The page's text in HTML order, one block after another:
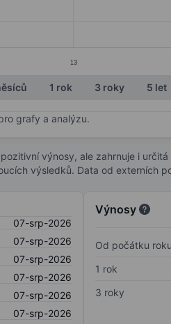
13
1 rok 3 roky 5 let
grafy a analýzu.
výnosy, ale zahrnuje i
výsledků. Data od externích
07-srp-2026
07-srp-2026
07-srp-2026
07-srp-2026
07-srp-2026
07-srp-2026
Výnosy
Od počátku
1 rok
3 roky